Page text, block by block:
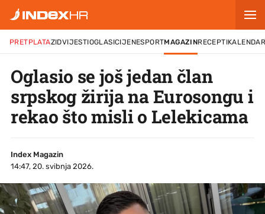
PRETPLATAZIDVIJESTIOGLASICIJENESPORTMAGAZINRECEPTI
Oglasio se još jedan član
srpskog žirija na Eurosongu i
rekao što misli o Lelekicama
Index Magazin
14:47, 20. svibnja 2026.